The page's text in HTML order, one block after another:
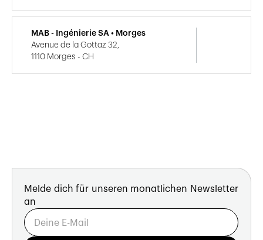
MAB - Ingénierie SA • Morges
Avenue de la Gottaz 32,
1110 Morges - CH
Melde dich für unseren monatlichen Newsletter
an